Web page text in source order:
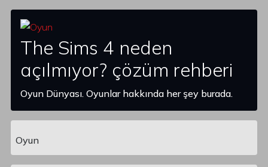
The Sims 4 neden
açılmıyor? çözüm rehberi
Oyun Dünyası. Oyunlar hakkında her şey burada.
Main Navigation
Oyun